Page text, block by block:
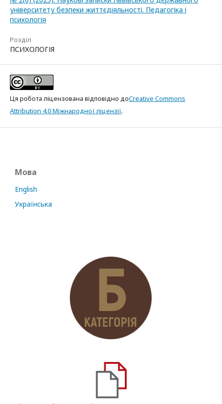
університету безпеки життєдіяльності. Педагогіка і
психологія
Розділ
ПСИХОЛОГІЯ
Ця робота ліцензована відповідно доCreative Commons
Attribution 4.0 Міжнародної ліцензії.
Мова
English
Українська